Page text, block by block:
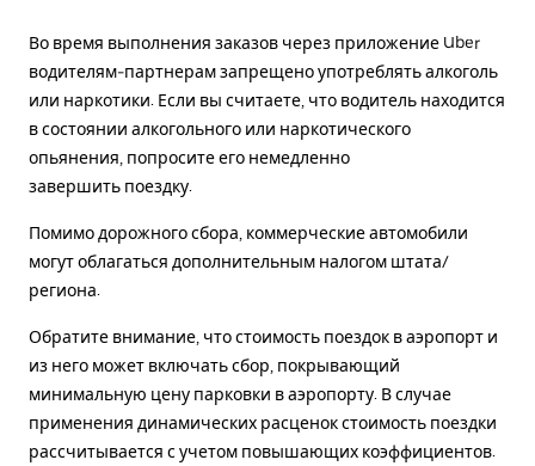
Во время выполнения заказов через приложение Uber
водителям-партнерам запрещено употреблять алкоголь
или наркотики. Если вы считаете, что водитель находится
в состоянии алкогольного или наркотического
опьянения, попросите его немедленно
завершить поездку.
Помимо дорожного сбора, коммерческие автомобили
могут облагаться дополнительным налогом штата/
региона.
Обратите внимание, что стоимость поездок в аэропорт и
из него может включать сбор, покрывающий
минимальную цену парковки в аэропорту. В случае
применения динамических расценок стоимость поездки
рассчитывается с учетом повышающих коэффициентов.